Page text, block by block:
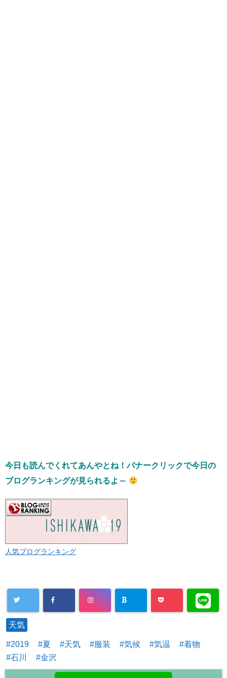
今日も読んでくれてあんやとね！バナークリックで今日の
ブログランキングが見られるよ～
人気ブログランキング
天気
2019 夏 天気 服装 気候 気温
着物
石川
金沢